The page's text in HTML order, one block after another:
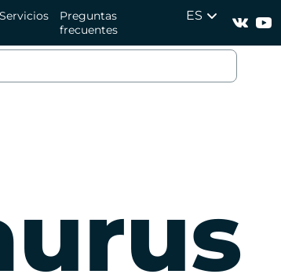
Servicios
Preguntas
frecuentes
ES